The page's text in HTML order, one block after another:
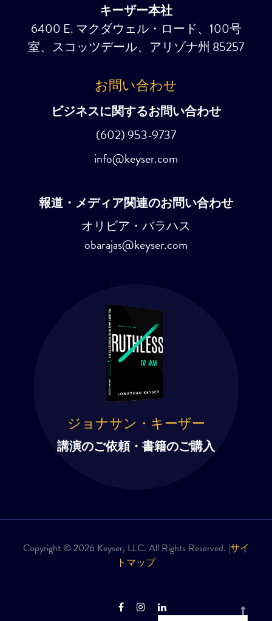
キーザー本社
6400 E. マクダウェル・ロード、100号
室、スコッツデール、アリゾナ州 85257
お問い合わせ
ビジネスに関するお問い合わせ
(602) 953-9737
info@keyser.com
報道・メディア関連のお問い合わせ
オリビア・バラハス
obarajas@keyser.com
ジョナサン・キーザー
講演のご依頼・書籍のご購入
Copyright © 2026 Keyser, LLC. All Rights Reserved. |サイ
トマップ